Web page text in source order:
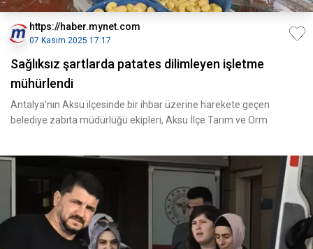
https://haber.mynet.com
07 Kasım 2025 17:17
Sağlıksız şartlarda patates dilimleyen işletme
mühürlendi
Antalya’nın Aksu ilçesinde bir ihbar üzerine harekete geçen
belediye zabıta müdürlüğü ekipleri, Aksu İlçe Tarım ve Orm